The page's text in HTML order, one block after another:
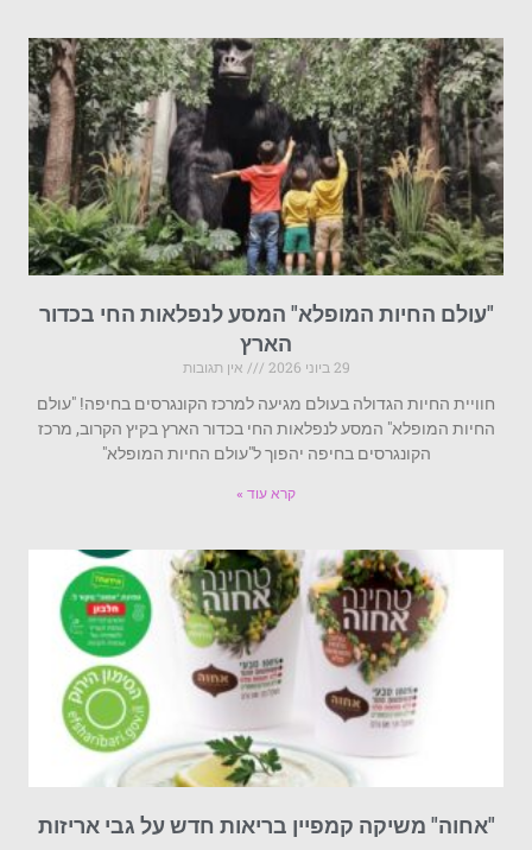
"עולם החיות המופלא" המסע לנפלאות החי בכדור
הארץ
29 ביוני 2026
אין תגובות
חוויית החיות הגדולה בעולם מגיעה למרכז הקונגרסים בחיפה! "עולם
החיות המופלא" המסע לנפלאות החי בכדור הארץ בקיץ הקרוב, מרכז
הקונגרסים בחיפה יהפוך ל"עולם החיות המופלא"
קרא עוד »
"אחוה" משיקה קמפיין בריאות חדש על גבי אריזות